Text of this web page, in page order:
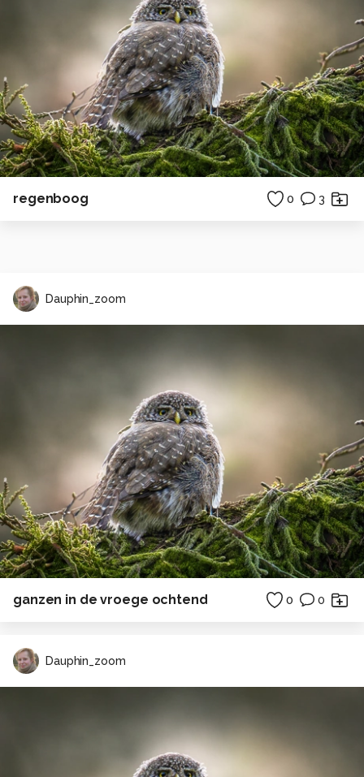
regenboog 0 3
Dauphin_zoom
ganzen in de vroege ochtend 0 0
Dauphin_zoom